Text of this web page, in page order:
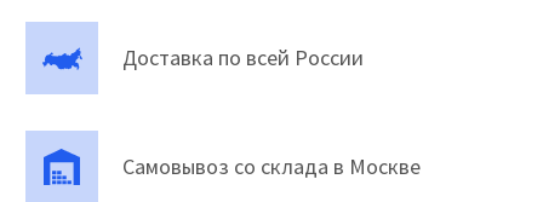
Доставка по всей России
Самовывоз со склада в Москве